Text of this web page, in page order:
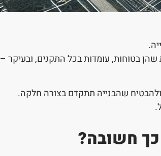
בטוחות, עומדות בכל התקנים, ובעיקר –
שהבנייה תתקדם בצורה חלקה.
חשובה?